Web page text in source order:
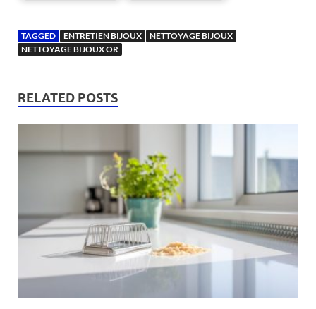
TAGGED ENTRETIEN BIJOUX
NETTOYAGE BIJOUX
NETTOYAGE BIJOUX OR
RELATED POSTS